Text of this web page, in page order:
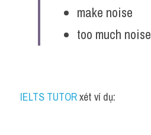
make noise
too much noise
IELTS TUTOR xét ví dụ: